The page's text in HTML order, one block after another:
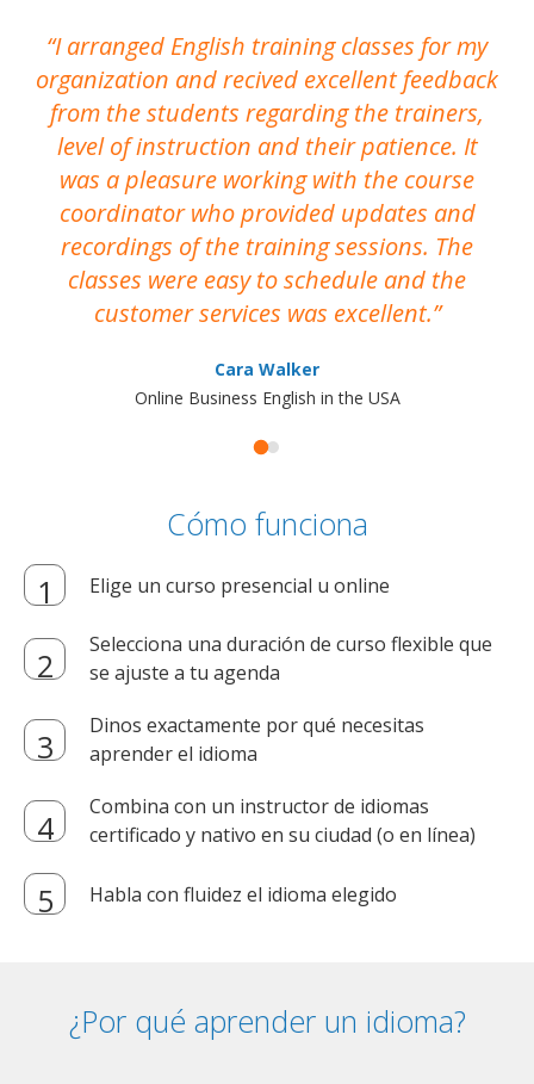
I arranged English training classes for my
organization and recived excellent feedback
from the students regarding the trainers,
level of instruction and their patience. It
was a pleasure working with the course
coordinator who provided updates and
recordings of the training sessions. The
classes were easy to schedule and the
customer services was excellent.
Cara Walker
Online Business English in the USA
Cómo funciona
Elige un curso presencial u online
Selecciona una duración de curso flexible que
se ajuste a tu agenda
Dinos exactamente por qué necesitas
aprender el idioma
Combina con un instructor de idiomas
certificado y nativo en su ciudad (o en línea)
Habla con fluidez el idioma elegido
¿Por qué aprender un idioma?